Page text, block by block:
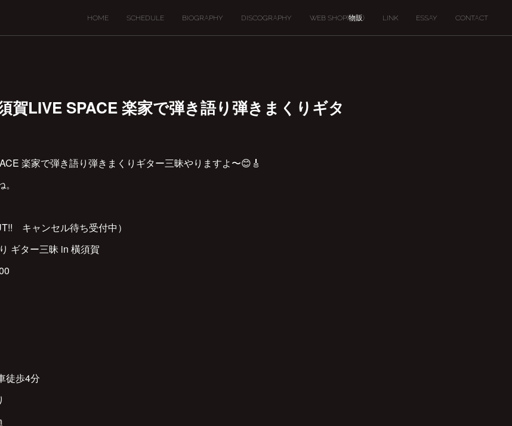
HOME SCHEDULE BIOGRAPHY DISCOGRAPHY WEB SHOP(物販) LINK ESSAY CONTACT
賀LIVE SPACE 楽家で弾き語り弾きまくりギタ
楽家で弾き語り弾きまくりギター三昧やりますよ〜😊🎸
キャンセル待ち受付中）
ギター三昧 in 橫須賀
徒歩4分